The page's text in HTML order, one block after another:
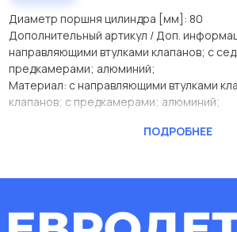
Диаметр поршня цилиндра [мм]: 80
Дополнительный артикул / Доп.
направляющими втулками клапанов; с
предкамерами; алюминий;
Материал: с направляющими втулками
клапанов; с предкамерами; алюминий;
Доп. информация
ПОДРОБНЕЕ